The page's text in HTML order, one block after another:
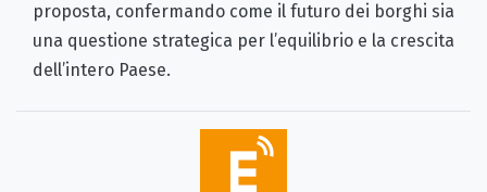
proposta, confermando come il futuro dei borghi sia
una questione strategica per l’equilibrio e la crescita
dell’intero Paese.